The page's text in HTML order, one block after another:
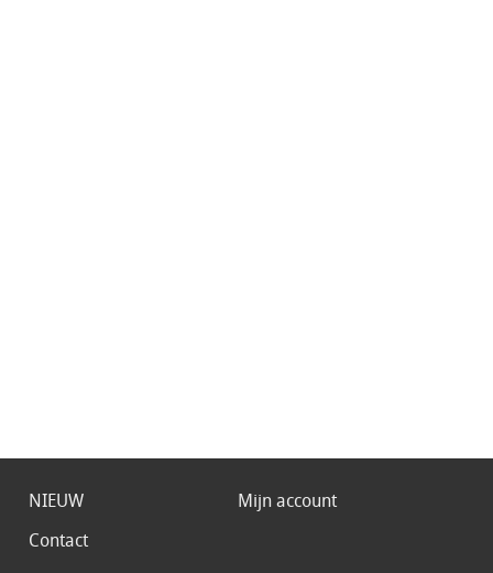
NIEUW
Mijn account
Contact